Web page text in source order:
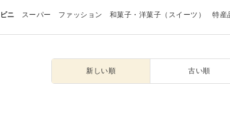
ニ スーパー ファッション 和菓子・洋菓子（スイーツ） 特産
新しい順 古い順